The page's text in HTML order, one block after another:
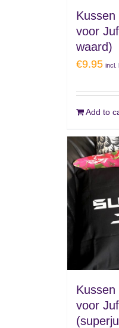
voor
waard)
€9.95 incl.
Add to
voor